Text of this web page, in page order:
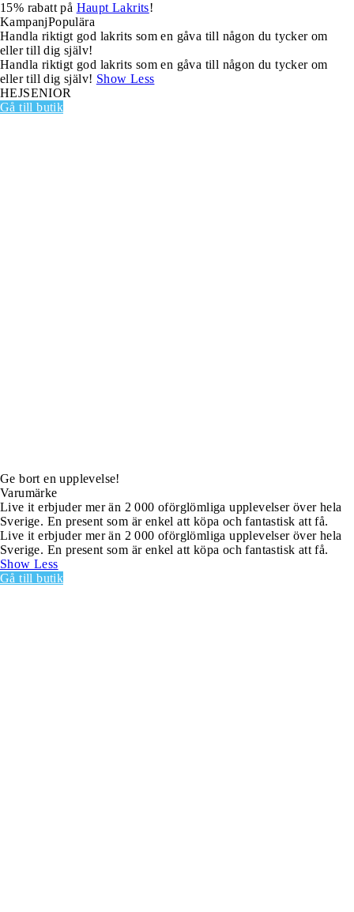
15% rabatt på Haupt Lakrits!
KampanjPopulära
Handla riktigt god lakrits som en gåva till någon du tycker om
eller till dig själv!
Handla riktigt god lakrits som en gåva till någon du tycker om
eller till dig själv! Show Less
HEJSENIOR
Gå till butik
Ge bort en upplevelse!
Varumärke
Live it erbjuder mer än 2 000 oförglömliga upplevelser över hela
Sverige. En present som är enkel att köpa och fantastisk att få.
Live it erbjuder mer än 2 000 oförglömliga upplevelser över hela
Sverige. En present som är enkel att köpa och fantastisk att få.
Show Less
Gå till butik